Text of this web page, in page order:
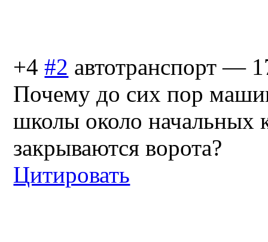
+4 #2 автотранспорт —
Почему до сих пор
школы около начальных
закрываются ворота?
Цитировать